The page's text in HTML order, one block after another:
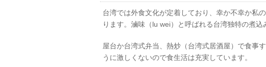
台湾では外食文化が定着しており、幸か不幸か私
ります。滷味（lu wei）と呼ばれる台湾独特の煮込
屋台か台湾式弁当、熱炒（台湾式居酒屋）で食事
うに激しくないので食生活は充実しています。